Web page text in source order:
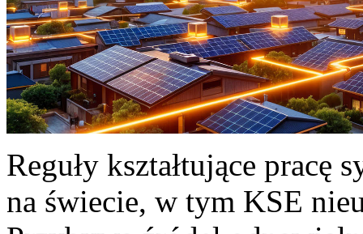
Reguły kształtujące pracę
na świecie, w tym KSE